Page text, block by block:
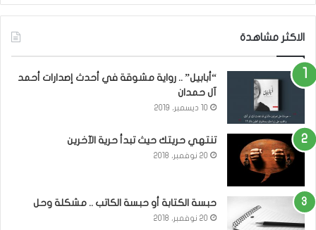
الاكثر مشاهدة
“أبابيل” .. رواية مشوقة في أحدث إصدارات أحمد
آل حمدان
10 ديسمبر، 2019
تنتهي حريتك حيث تبدأ حرية الآخرين
20 نوفمبر، 2018
حبسة الكتابة أو حبسة الكاتب .. مشكلة وحل
20 نوفمبر، 2018